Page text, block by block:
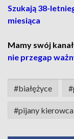
Szukają 38-
miesiąca
Mamy swój
nie przegap
#białężyce
#pijany kierowca